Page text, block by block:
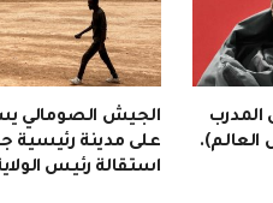
المدرب
الجيش الصومالي
على مدينة رئيسية
استقالة رئيس